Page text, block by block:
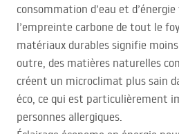
consommation d’eau et
l’empreinte carbone de tout le
matériaux durables signifie
outre, des matières naturelles
créent un microclimat plus sain
éco, ce qui est particulièrement
personnes allergiques.